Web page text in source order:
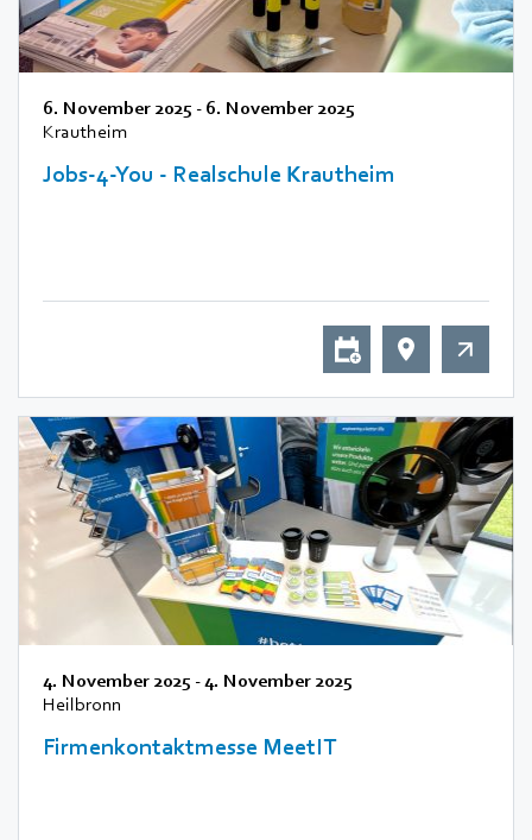
6. November 2025 - 6. November 2025
Krautheim
Jobs-4-You - Realschule Krautheim
4. November 2025 -4. November 2025
Heilbronn
Firmenkontaktmesse MeetIT